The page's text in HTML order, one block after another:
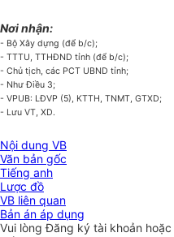
Nơi nhận:
- Bộ Xây dựng (để b/c);
- TTTU, TTHĐND tỉnh (để b/c);
- Chủ tịch, các PCT UBND tỉnh;
- Như Điều 3;
- VPUB: LĐVP (5), KTTH, TNMT, GTXD;
- Lưu VT, XD.
Nội dung VB
Văn bản gốc
Tiếng anh
Lược đồ
VB liên quan
Bản án áp dụng
Vui lòngĐăng ký tài khoản hoặc